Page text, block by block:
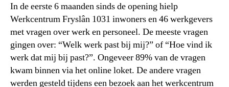
In de eerste 6 maanden sinds de opening hielp
Werkcentrum Fryslân 1031 inwoners en 46 werkgevers
met vragen over werk en personeel. De meeste vragen
gingen over: “Welk werk past bij mij?” of “Hoe vind ik
werk dat mij bij past?”. Ongeveer 89% van de vragen
kwam binnen via het online loket. De andere vragen
werden gesteld tijdens een bezoek aan het werkcentrum